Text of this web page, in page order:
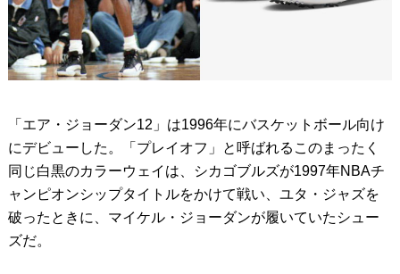
「エア・ジョーダン12」は1996年にバスケットボール向け
にデビューした。「プレイオフ」と呼ばれるこのまったく
同じ白黒のカラーウェイは、シカゴブルズが1997年NBAチ
ャンピオンシップタイトルをかけて戦い、ユタ・ジャズを
破ったときに、マイケル・ジョーダンが履いていたシュー
ズだ。